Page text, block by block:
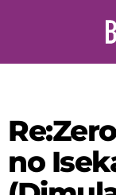
no